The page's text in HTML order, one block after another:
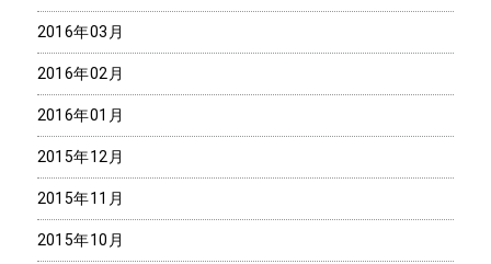
2016年03月
2016年02月
2016年01月
2015年12月
2015年11月
2015年10月